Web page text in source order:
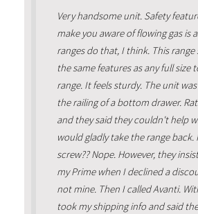
Very handsome unit. Safety
make you aware of flowing gas is
ranges do that, I think. This range
the same features as any full size
range. It feels sturdy. The unit
the railing of a bottom drawer.
and they said they couldn't help
would gladly take the range
screw?? Nope. However, they
my Prime when I declined a
not mine. Then I called Avanti.
took my shipping info and said